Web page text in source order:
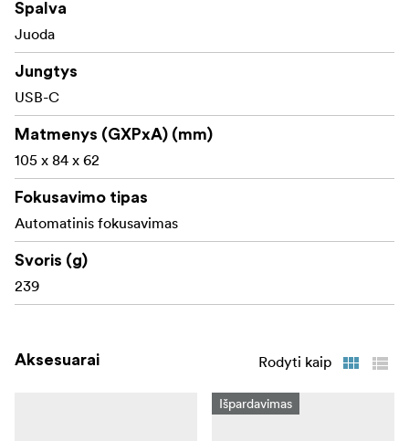
Juoda spalva
Spalva
Juoda
Jungtys
USB-C
Matmenys (GXPxA) (mm)
105 x 84 x 62
Fokusavimo tipas
Automatinis fokusavimas
Svoris (g)
239
Aksesuarai Rodyti kaip
Išpardavimas